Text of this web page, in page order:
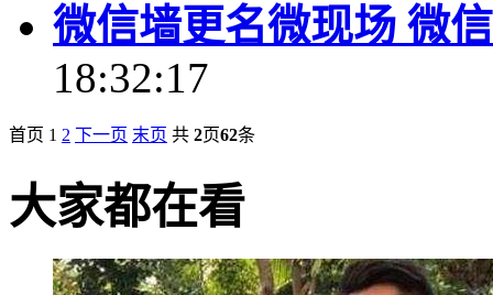
微信墙更名微现场 微
18:32:17
首页 1 2 下一页 末页 共 2页62条
大家都在看